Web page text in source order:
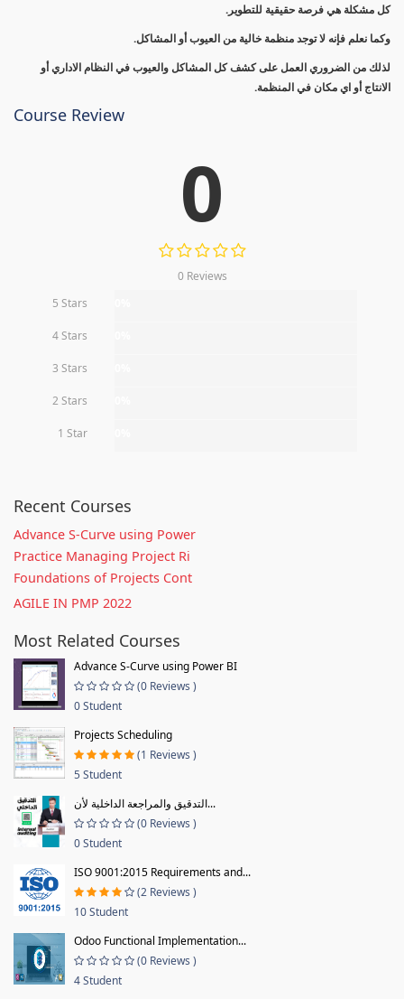
كل مشكلة هي فرصة حقيقية للتطوير.
وكما نعلم فإنه لا توجد منظمة خالية من العيوب أو المشاكل.
لذلك من الضروري العمل على كشف كل المشاكل والعيوب في النظام الاداري أو
الانتاج أو اي مكان في المنظمة.
Course Review
0
0 Reviews
5 Stars
4 Stars
3 Stars
2 Stars
1 Star
Recent Courses
Advance S-Curve using Power
Practice Managing Project Ri
Foundations of Projects Cont
AGILE IN PMP 2022
Most Related Courses
Advance S-Curve using Power BI
(0 Reviews )
0 Student
Projects Scheduling
(1 Reviews )
5 Student
التدقيق والمراجعة الداخلية لأن...
(0 Reviews )
0 Student
ISO 9001:2015 Requirements and...
(2 Reviews )
10 Student
Odoo Functional Implementation...
(0 Reviews )
4 Student